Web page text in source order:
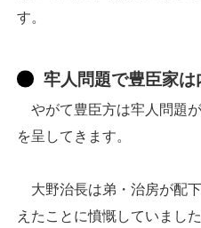
す。
牢人問題で豊臣家は
やがて豊臣方は牢人問題
を呈してきます。
大野治長は弟・治房が配
えたことに憤慨していまし